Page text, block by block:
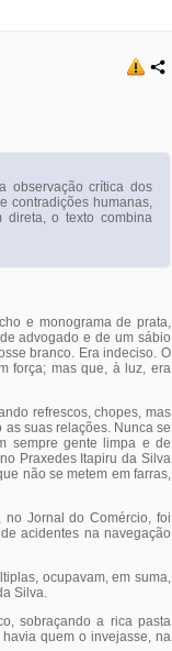
observação crítica dos
contradições humanas,
direta, o texto combina
e monograma de prata,
advogado e de um sábio
branco. Era indeciso. O
força; mas que, à luz, era
refrescos, chopes, mas
suas relações. Nunca se
sempre gente limpa e de
Praxedes Itapiru da Silva
não se metem em farras,
no Jornal do Comércio, foi
acidentes na navegação
ocupavam, em suma,
Silva.
sobraçando a rica pasta
quem o invejasse, na